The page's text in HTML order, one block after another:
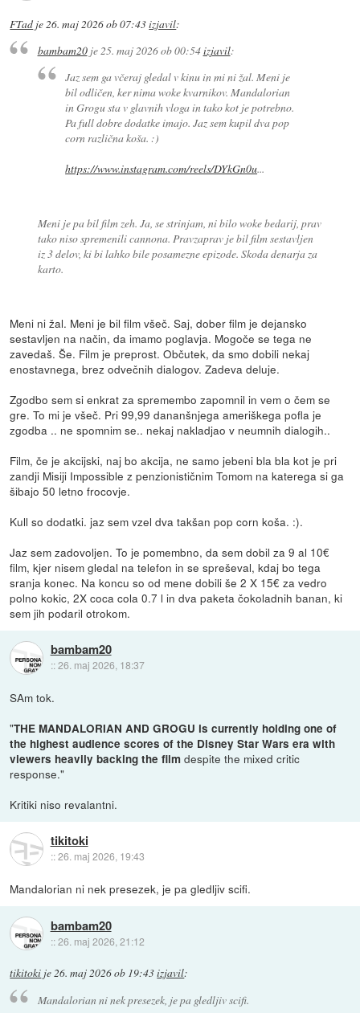
FTad je26. maj 2026 ob 07:43izjavil:
bambam20je25. maj 2026 ob 00:54izjavil:
Jaz sem ga včeraj gledal v kinu in mi ni žal. Meni je
bil odličen, ker nima woke kvarnikov. Mandalorian
in Grogu sta v glavnih vloga in tako kot je potrebno.
Pa full dobre dodatke imajo. Jaz sem kupil dva pop
corn različna koša. :)
https://www.instagram.com/reels/DYkGn0u...
Meni je pa bil film zeh. Ja, se strinjam, ni bilo woke bedarij, prav
tako niso spremenili cannona. Pravzaprav je bil film sestavljen
iz 3 delov, ki bi lahko bile posamezne epizode. Skoda denarja za
karto.
Meni ni žal. Meni je bil film všeč. Saj, dober film je dejansko
sestavljen na način, da imamo poglavja. Mogoče se tega ne
zavedaš. Še. Film je preprost. Občutek, da smo dobili nekaj
enostavnega, brez odvečnih dialogov. Zadeva deluje.
Zgodbo sem si enkrat za spremembo zapomnil in vem o čem se
gre. To mi je všeč. Pri 99,99 dananšnjega ameriškega pofla je
zgodba .. ne spomnim se.. nekaj nakladjao v neumnih dialogih..
Film, če je akcijski, naj bo akcija, ne samo jebeni bla bla kot je pri
zandji Misiji Impossible z penzionističnim Tomom na katerega si ga
šibajo 50 letno frocovje.
Kull so dodatki. jaz sem vzel dva takšan pop corn koša. :).
Jaz sem zadovoljen. To je pomembno, da sem dobil za 9 al 10€
film, kjer nisem gledal na telefon in se spreševal, kdaj bo tega
sranja konec. Na koncu so od mene dobili še 2 X 15€ za vedro
polno kokic, 2X coca cola 0.7 l in dva paketa čokoladnih banan, ki
sem jih podaril otrokom.
bambam20
::26. maj 2026, 18:37
SAm tok.
"THE MANDALORIAN AND GROGU is currently holding one of
the highest audience scores of the Disney Star Wars era with
viewers heavily backing the filmdespite the mixed critic
response."
Kritiki niso revalantni.
tikitoki
::26. maj 2026, 19:43
Mandalorian ni nek presezek, je pa gledljiv scifi.
bambam20
::26. maj 2026, 21:12
tikitoki je26. maj 2026 ob 19:43izjavil:
Mandalorian ni nek presezek, je pa gledljiv scifi.